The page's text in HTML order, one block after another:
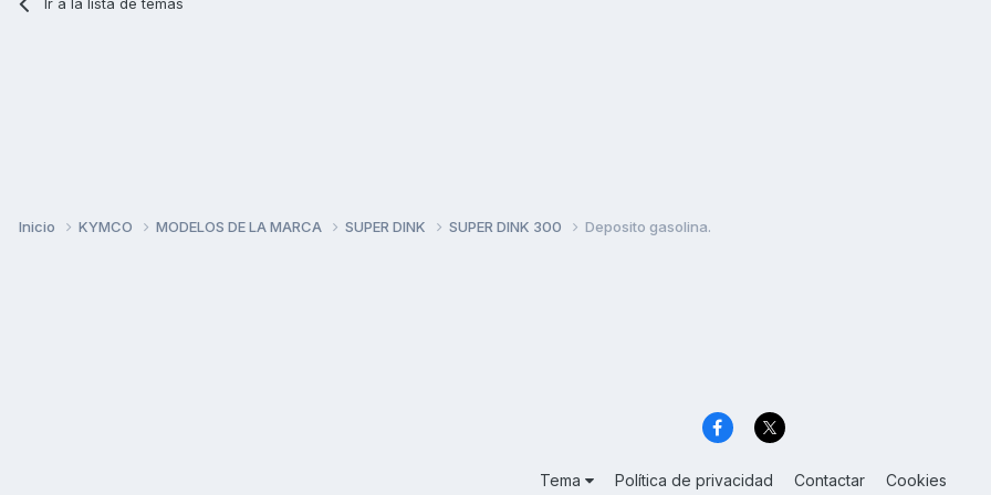
Inicio KYMCO MODELOS DE LA MARCA SUPER DINK SUPER DINK 300 Deposito gasolina.
Tema Política de privacidad Contactar Cookies